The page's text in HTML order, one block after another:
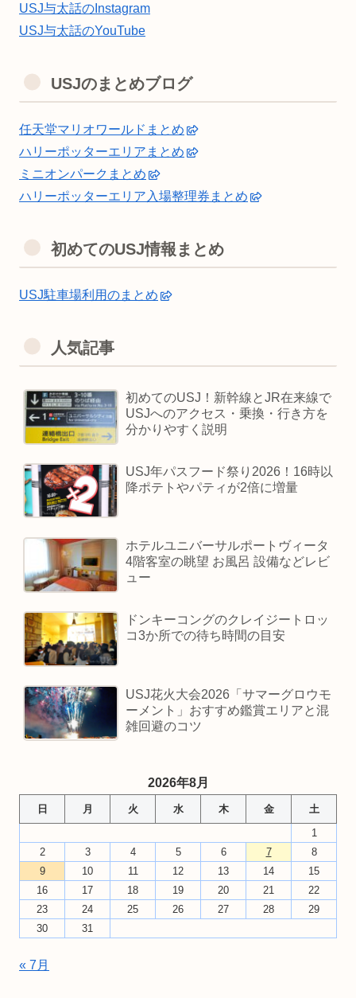
USJ与太話のInstagram
USJ与太話のYouTube
USJのまとめブログ
任天堂マリオワールドまとめ
ハリーポッターエリアまとめ
ミニオンパークまとめ
ハリーポッターエリア入場整理券まとめ
初めてのUSJ情報まとめ
USJ駐車場利用のまとめ
人気記事
初めてのUSJ！新幹線とJR在来線で
USJへのアクセス・乗換・行き方を
分かりやすく説明
USJ年パスフード祭り2026！16時以
降ポテトやパティが2倍に増量
ホテルユニバーサルポートヴィータ
4階客室の眺望 お風呂 設備などレビ
ュー
ドンキーコングのクレイジートロッ
コ3か所での待ち時間の目安
USJ花火大会2026「サマーグロウモ
ーメント」おすすめ鑑賞エリアと混
雑回避のコツ
2026年8月
日 月 火 水 木 金
土
1
2
3 4 5 6 7
8
9
10 11 12 13 14
15
16
17 18 19 20 21
22
23
24 25 26 27 28
29
30
31
« 7月